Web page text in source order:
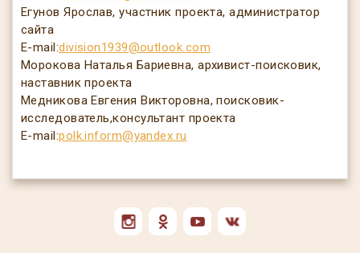
Егунов Ярослав, участник проекта, администратор
сайта
E-mail:division1939@outlook.com
Морокова Наталья Бариевна, архивист-поисковик,
наставник проекта
Медникова Евгения Викторовна, поисковик-
исследователь,консультант проекта
E-mail:polk.inform@yandex.ru